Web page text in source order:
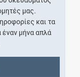
μας.
και τα
έναν μήνα απλά